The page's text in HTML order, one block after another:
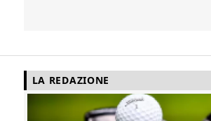
LA REDAZIONE